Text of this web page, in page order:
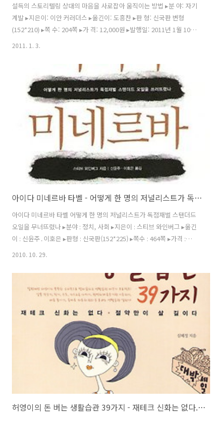
설득의 스토리텔링 상대의 마음을 사로잡아 움직이는 방법 ▸분 야: 자기
계발 ▸지은이: 이안 커러더스 ▸옮긴이: 도흥찬 ▸판 형: 신국판 변형
(152*210) ▸쪽 수: 204쪽 ▸가 격: 12,000원 ▸발행일: 2011년 1월 10일
▸ISBN: 978-89-94502-03-8 (13320) “상대방을 설득하고 싶다면 당신
사람들은 뛰어난 ‘이야기꾼’이었다. 예수, 부처, 마호메트는 다양한 비유
를 곁들인 이야기로 사람들의 마음을 파고들어 깨달음을 주었다. 루스벨
트, 처칠 같은 뛰어난 정치가들도 이야기를 이용해 국민을 하나 되게 하
면서 자신의 의견을 펼쳤다. 스티브 잡스, 워런 버핏 등 영향력 있는 기업
가들도 고객이나 직원을 상대로..
2011. 1. 3.
아이다 미네르바 타벨 - 어떻게 한 명의 저널리스트가 독점재벌 스탠더드 오일을 무너뜨렸나
아이다 미네르바 타벨 어떻게 한 명의 저널리스트가 독점재벌 스탠더드
오일을 무너뜨렸나 ▸분야 : 정치, 사회 ▸지은이 : 스티브 와인버그 ▸옮긴
이 : 신윤주․이호은 ▸판형 : 신국판(152*225) ▸쪽수 : 464쪽 ▸가격 :
23,000원 ▸발행일 : 2010년 11월 10일 ▸ISBN : 978-89-94502-02-1
"아이다 M. 타벨 vs. 존 D. 록펠러" 아이다 미네르바 타벨(Ida Minerva
Tarbell, 1857. 11. 5~1944. 1. 6)과 존 데이비슨 록펠러(John Davison
Rockefeller, 1839. 7. 8~1937. 5. 23)의 대결은 현대판 다윗과 골리앗
의 싸움이었다. 록..
2010. 10. 29.
허영이의 돈 버는 생활습관 39가지 - 재테크 신화는 없다. 절약만이 살 길이다.